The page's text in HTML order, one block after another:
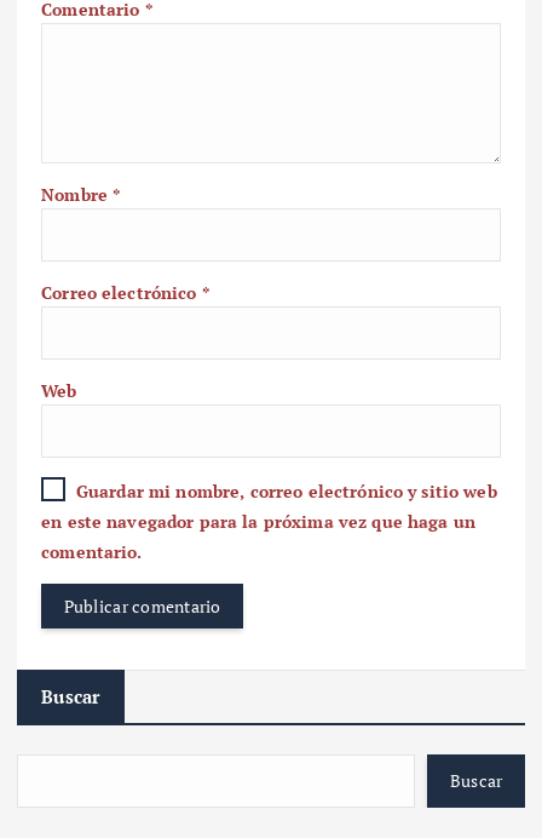
Comentario *
Nombre*
Correo electrónico *
Web
Guardar mi nombre, correo electrónico y sitio web
en este navegador para la próxima vez que haga un
comentario.
Buscar
Buscar